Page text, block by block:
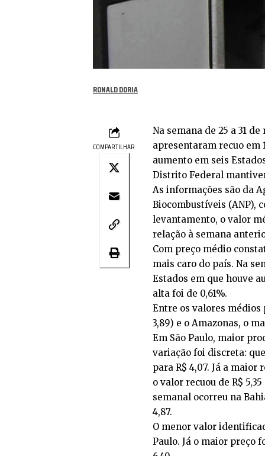
RONALD DORIA
COMPARTILHAR
Na semana de 25 a 31
apresentaram recuo em
aumento em seis
Distrito Federal
As informações são da
Biocombustíveis (ANP),
levantamento, o valor
relação à semana
Com preço médio
mais caro do país. Na
Estados em que houve
alta foi de 0,61%.
Entre os valores médios
3,89) e o Amazonas, o
Em São Paulo, maior
variação foi discreta:
para R$ 4,07. Já a
o valor recuou de R$
semanal ocorreu na
4,87.
O menor valor
Paulo. Já o maior preço